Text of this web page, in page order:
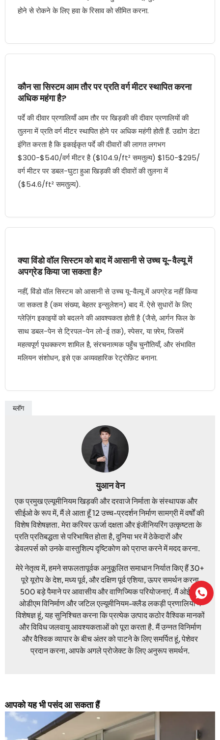
होने से रोकने के लिए हवा के रिसाव को सीमित करना.
कौन सा सिस्टम आम तौर पर प्रति वर्ग मीटर स्थापित करना
अधिक महंगा है?
पर्दे की दीवार प्रणालियाँ आम तौर पर खिड़की की दीवार प्रणालियों की
तुलना में प्रति वर्ग मीटर स्थापित होने पर अधिक महंगी होती हैं. उद्योग डेटा
इंगित करता है कि इकाईकृत पर्दे की दीवारों की लागत लगभग
$300-$540/वर्ग मीटर है ($104.9/ft² समतुल्य) $150-$295/
वर्ग मीटर पर डबल-घुटा हुआ खिड़की की दीवारों की तुलना में
($54.6/ft² समतुल्य).
क्या विंडो वॉल सिस्टम को बाद में आसानी से उच्च यू-वैल्यू में
अपग्रेड किया जा सकता है?
नहीं, विंडो वॉल सिस्टम को आसानी से उच्च यू-वैल्यू में अपग्रेड नहीं किया
जा सकता है (कम संख्या, बेहतर इन्सुलेशन) बाद में. ऐसे सुधारों के लिए
ग्लेज़िंग इकाइयों को बदलने की आवश्यकता होती है (जैसे, आर्गन फिल के
साथ डबल-पेन से ट्रिपल-पेन लो-ई तक), स्पेसर, या फ़्रेम, जिसमें
महत्वपूर्ण पृथक्करण शामिल है, संरचनात्मक पहुँच चुनौतियाँ, और संभावित
मलियन संशोधन, इसे एक अव्यवहारिक रेट्रोफ़िट बनाना.
ब्लॉग
युआन वेन
एक प्रमुख एल्यूमीनियम खिड़की और दरवाजे निर्माता के संस्थापक और
सीईओ के रूप में, मैं ले आता हूँ 12 उच्च-प्रदर्शन निर्माण सामग्री में वर्षों की
विशेष विशेषज्ञता. मेरा करियर ऊर्जा दक्षता और इंजीनियरिंग उत्कृष्टता के
प्रति प्रतिबद्धता से परिभाषित होता है, दुनिया भर में ठेकेदारों और
डेवलपर्स को उनके वास्तुशिल्प दृष्टिकोण को प्राप्त करने में मदद करना.
मेरे नेतृत्व में, हमने सफलतापूर्वक अनुकूलित समाधान निर्यात किए हैं 30+
पूरे यूरोप के देश, मध्य पूर्व, और दक्षिण पूर्व एशिया, ऊपर समर्थन करना
500 बड़े पैमाने पर आवासीय और वाणिज्यिक परियोजनाएं. मैं ओईएम/
ओडीएम विनिर्माण और जटिल एल्यूमीनियम-क्लैड लकड़ी प्रणालियों में
विशेषज्ञ हूं, यह सुनिश्चित करना कि प्रत्येक उत्पाद कठोर वैश्विक मानकों
और विविध जलवायु आवश्यकताओं को पूरा करता है. मैं उन्नत विनिर्माण
और वैश्विक व्यापार के बीच अंतर को पाटने के लिए समर्पित हूं, पेशेवर
प्रदान करना, आपके अगले प्रोजेक्ट के लिए अनुरूप समर्थन.
आपको यह भी पसंद आ सकता हैं